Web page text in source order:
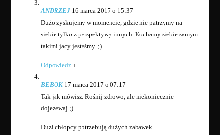
ANDRZEJ 16 marca 2017 o 15:37
Dużo zyskujemy w momencie, gdzie nie patrzymy na
siebie tylko z perspektywy innych. Kochamy siebie samym
takimi jacy jesteśmy. ;)
Odpowiedz ↓
BEBOK 17 marca 2017 o 07:17
Tak jak mówisz. Rośnij zdrowo, ale niekoniecznie
dojezewaj ;)
Duzi chłopcy potrzebują dużych zabawek.